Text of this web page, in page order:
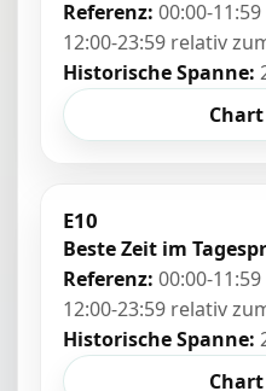
Referenz: 00:00-
12:00-23:59 relativ
Historische Spanne:
E10
Beste Zeit im
Referenz: 00:00-
12:00-23:59 relativ
Historische Spanne: